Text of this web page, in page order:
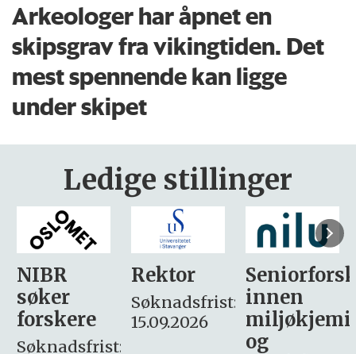
Arkeologer har åpnet en
skipsgrav fra vikingtiden. Det
mest spennende kan ligge
under skipet
Ledige stillinger
Rektor
Søknadsfrist:
15.09.2026
Seniorforsker
innen
miljøkjemi
søker
– fast